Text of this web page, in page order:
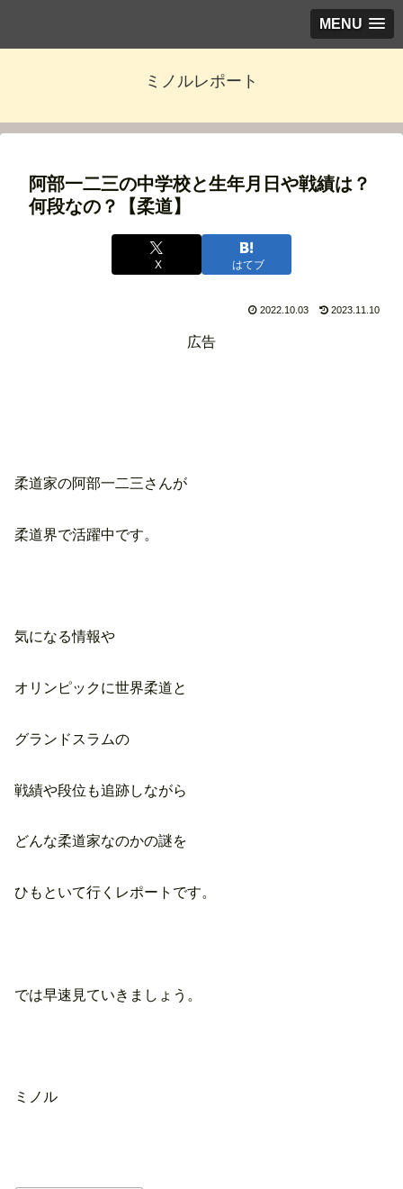
MENU
ミノルレポート
阿部一二三の中学校と生年月日や戦績は？
何段なの？【柔道】
X はてブ
2022.10.03 2023.11.10
広告
柔道家の阿部一二三さんが
柔道界で活躍中です。
気になる情報や
オリンピックに世界柔道と
グランドスラムの
戦績や段位も追跡しながら
どんな柔道家なのかの謎を
ひもといて行くレポートです。
では早速見ていきましょう。
ミノル